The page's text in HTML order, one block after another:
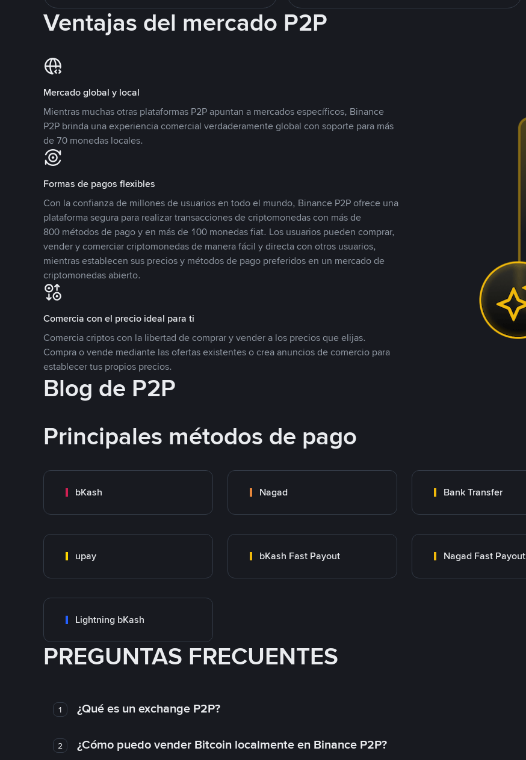
Ventajas del mercado P2P
Mercado global y local
Mientras muchas otras plataformas P2P apuntan a mercados específicos, Binance
P2P brinda una experiencia comercial verdaderamente global con soporte para más
de 70 monedas locales.
Formas de pagos flexibles
Con la confianza de millones de usuarios en todo el mundo, Binance P2P ofrece una
plataforma segura para realizar transacciones de criptomonedas con más de
800 métodos de pago y en más de 100 monedas fiat. Los usuarios pueden comprar,
vender y comerciar criptomonedas de manera fácil y directa con otros usuarios,
mientras establecen sus precios y métodos de pago preferidos en un mercado de
criptomonedas abierto.
Comercia con el precio ideal para ti
Comercia criptos con la libertad de comprar y vender a los precios que elijas.
Compra o vende mediante las ofertas existentes o crea anuncios de comercio para
establecer tus propios precios.
Blog de P2P
Principales métodos de pago
bKash Nagad Bank Transfer
upay bKash Fast Payout Nagad Fast Payout
Lightning bKash
PREGUNTAS FRECUENTES
1 ¿Qué es un exchange P2P?
2 ¿Cómo puedo vender Bitcoin localmente en Binance P2P?